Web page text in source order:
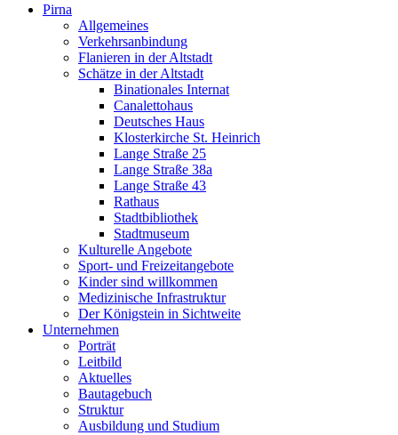
Pirna
Allgemeines
Verkehrsanbindung
Flanieren in der Altstadt
Schätze in der Altstadt
Binationales Internat
Canalettohaus
Deutsches Haus
Klosterkirche St. Heinrich
Lange Straße 25
Lange Straße 38a
Lange Straße 43
Rathaus
Stadtbibliothek
Stadtmuseum
Kulturelle Angebote
Sport- und Freizeitangebote
Kinder sind willkommen
Medizinische Infrastruktur
Der Königstein in Sichtweite
Unternehmen
Porträt
Leitbild
Aktuelles
Bautagebuch
Struktur
Ausbildung und Studium